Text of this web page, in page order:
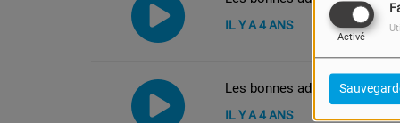
Activé
IL Y A 4 ANS
Les bonnes adresses - Chill
IL Y A 4 ANS